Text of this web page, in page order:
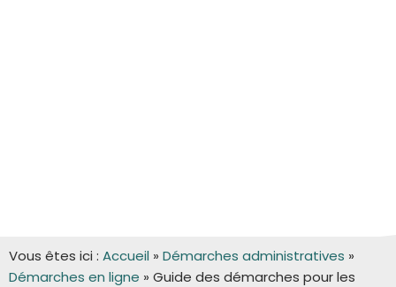
Vous êtes ici : Accueil » Démarches administratives »
Démarches en ligne » Guide des démarches pour les